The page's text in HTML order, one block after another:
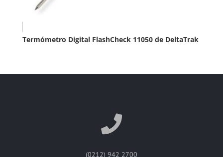
Termómetro Digital FlashCheck 11050 de DeltaTrak
(0212) 942 2700